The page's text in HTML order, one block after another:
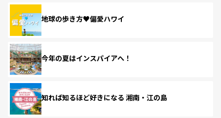
地球の歩き方♥偏愛ハワイ
今年の夏はインスパイアへ！
知れば知るほど好きになる 湘南・江の島